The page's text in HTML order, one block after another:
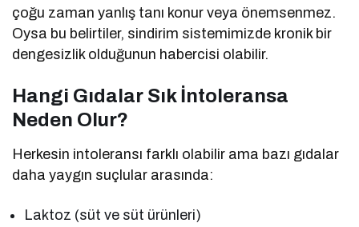
çoğu zaman yanlış tanı konur veya önemsenmez.
Oysa bu belirtiler, sindirim sistemimizde kronik bir
dengesizlik olduğunun habercisi olabilir.
Hangi Gıdalar Sık İntoleransa
Neden Olur?
Herkesin intoleransı farklı olabilir ama bazı gıdalar
daha yaygın suçlular arasında:
Laktoz (süt ve süt ürünleri)